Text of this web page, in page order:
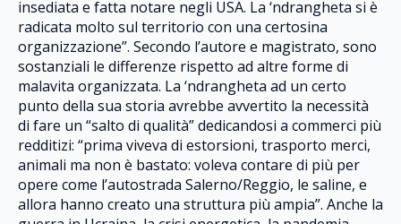
insediata e fatta notare negli USA. La ‘ndrangheta si è
radicata molto sul territorio con una certosina
organizzazione”. Secondo l’autore e magistrato, sono
sostanziali le differenze rispetto ad altre forme di
malavita organizzata. La ‘ndrangheta ad un certo
punto della sua storia avrebbe avvertito la necessità
di fare un “salto di qualità” dedicandosi a commerci più
redditizi: “prima viveva di estorsioni, trasporto merci,
animali ma non è bastato: voleva contare di più per
opere come l’autostrada Salerno/Reggio, le saline, e
allora hanno creato una struttura più ampia”. Anche la